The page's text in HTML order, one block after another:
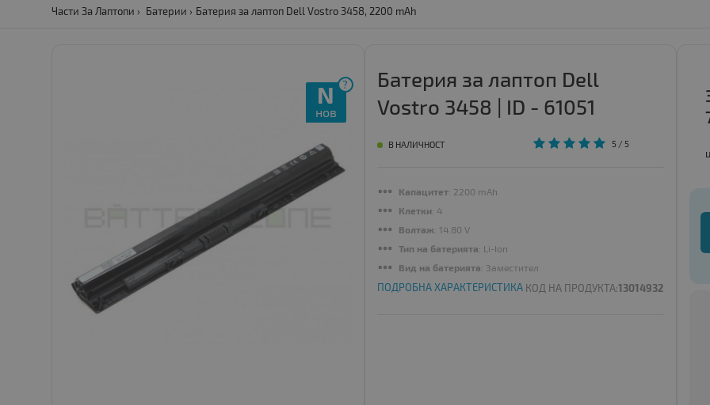
Части За Лаптопи Батерии Батерия за лаптоп Dell Vostro 3458, 2200 mAh
?
N
нов
Батерия за лаптоп Dell
Vostro 3458 | ID - 61051
В НАЛИЧНОСТ 5 / 5
Капацитет: 2200 mAh
Клетки: 4
Волтаж: 14.80 V
Тип на батерията: Li-Ion
Вид на батерията: Заместител
ПОДРОБНА ХАРАКТЕРИСТИКА КОД НА ПРОДУКТА:13014932